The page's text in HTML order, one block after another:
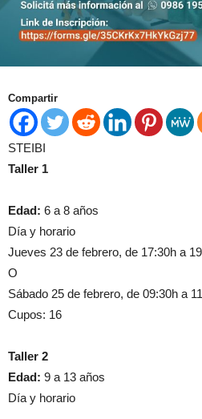
Compartir
STEIBI
Taller 1
Edad: 6 a 8 años
Día y horario
Jueves 23 de febrero, de 17:30h a
O
Sábado 25 de febrero, de 09:30h a
Cupos: 16
Taller 2
Edad: 9 a 13 años
Día y horario